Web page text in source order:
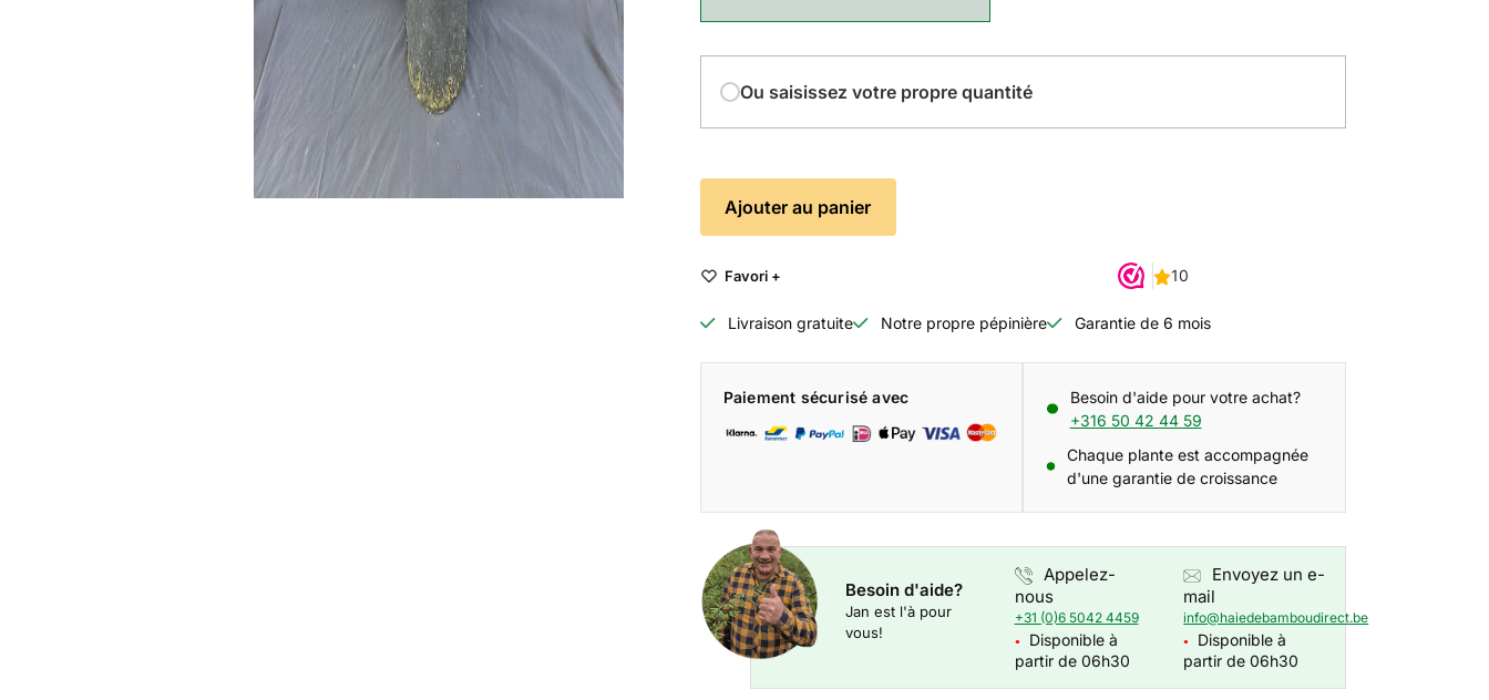
Ou saisissez votre propre quantité
Ajouter au panier
Favori +
Livraison gratuite Notre propre pépinière Garantie de 6 mois
Paiement sécurisé avec
Besoin d'aide pour votre achat?
+316 50 42 44 59
Chaque plante est accompagnée
d'une garantie de croissance
Besoin d'aide?
Jan est l'à pour
vous!
Appelez-
nous
+31 (0)6 5042 4459
●
Disponible à
partir de 06h30
Envoyez un e-
mail
info@haiedebamboudirect.be
●
Disponible à
partir de 06h30